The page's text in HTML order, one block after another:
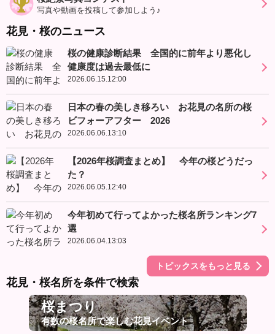
写真や動画を投稿して参加しよう♪
花見・桜のニュース
桜の健康診断結果 全国的に前年より悪化し
健康度は過去最低に
2026.06.15.12:00
日本の春の美しき移ろい お花見の名所の桜
ビフォーアフター 2026
2026.06.06.13:10
【2026年桜調査まとめ】 今年の桜どうだっ
た？
2026.06.05.12:40
今年初めて行ってよかった桜名所ランキング7
選
2026.06.04.13:03
トピックスをもっと見る
花見・桜名所を条件で検索
桜まつり
有数の桜名所で楽しむ花見イベント